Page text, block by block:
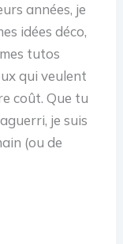
années, je
idées déco,
tutos
qui veulent
coût. Que tu
je suis
(ou de